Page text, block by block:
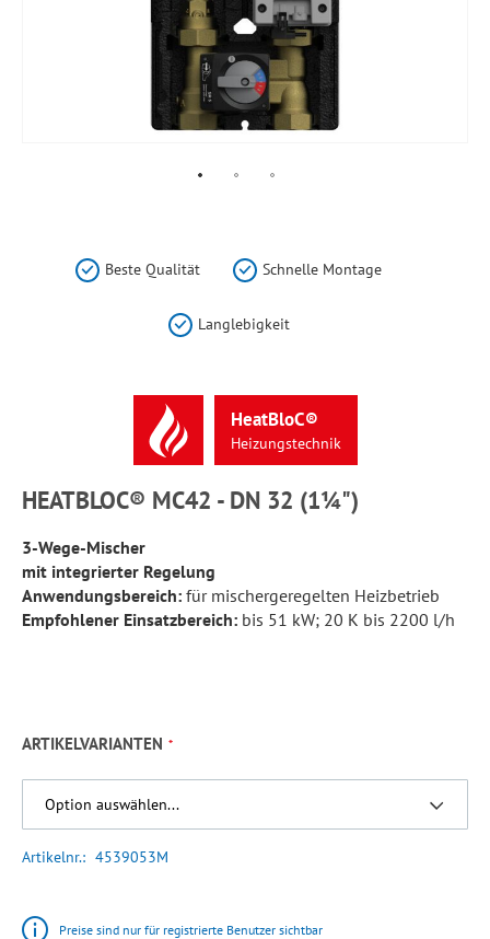
Beste Qualität Schnelle Montage
Langlebigkeit
HeatBloC®
Heizungstechnik
HEATBLOC® MC42 - DN 32 (1¼")
3-Wege-Mischer
mit integrierter Regelung
Anwendungsbereich: für mischergeregelten Heizbetrieb
Empfohlener Einsatzbereich: bis 51 kW; 20 K bis 2200 l/h
ARTIKELVARIANTEN
Artikelnr. 4539053M
Preise sind nur für registrierte Benutzer sichtbar